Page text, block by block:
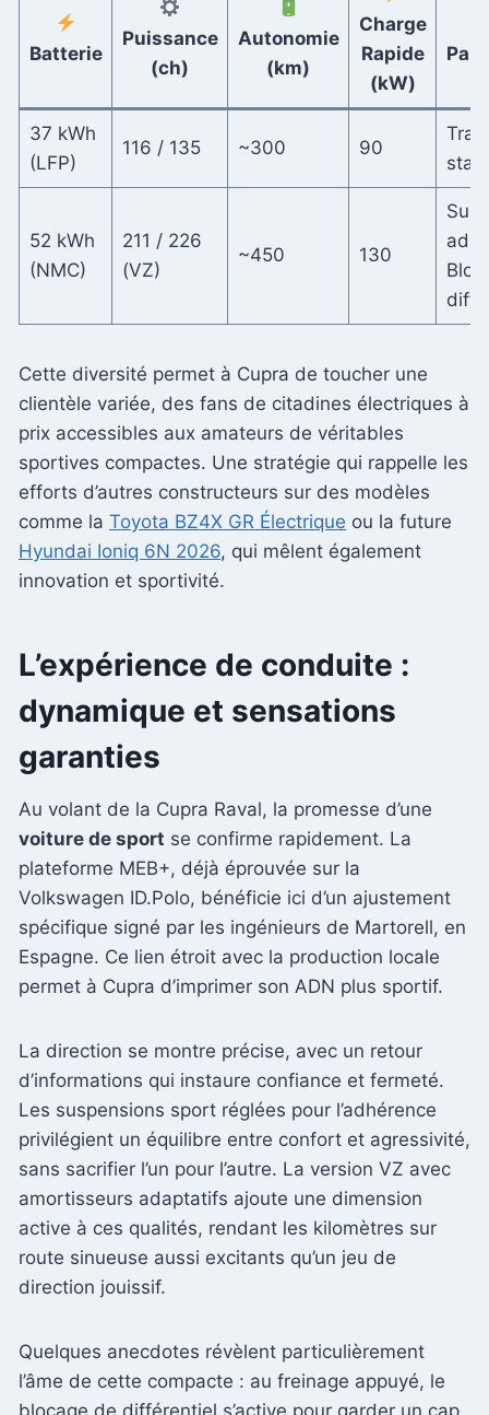
Batterie
Puissance
(ch)
Autonomie
(km)
Charge
Rapide
(kW)
37 kWh
(LFP)
116 / 135 ~300 90
52 kWh
(NMC)
211 / 226
(VZ)
~450 130
Cette diversité permet à Cupra de toucher une
clientèle variée, des fans de citadines électriques à
prix accessibles aux amateurs de véritables
sportives compactes. Une stratégie qui rappelle les
efforts d’autres constructeurs sur des modèles
comme la Toyota BZ4X GR Électrique ou la future
Hyundai Ioniq 6N 2026, qui mêlent également
innovation et sportivité.
L’expérience de conduite :
dynamique et sensations
garanties
Au volant de la Cupra Raval, la promesse d’une
voiture de sport se confirme rapidement. La
plateforme MEB+, déjà éprouvée sur la
Volkswagen ID.Polo, bénéficie ici d’un ajustement
spécifique signé par les ingénieurs de Martorell, en
Espagne. Ce lien étroit avec la production locale
permet à Cupra d’imprimer son ADN plus sportif.
La direction se montre précise, avec un retour
d’informations qui instaure confiance et fermeté.
Les suspensions sport réglées pour l’adhérence
privilégient un équilibre entre confort et agressivité,
sans sacrifier l’un pour l’autre. La version VZ avec
amortisseurs adaptatifs ajoute une dimension
active à ces qualités, rendant les kilomètres sur
route sinueuse aussi excitants qu’un jeu de
direction jouissif.
Quelques anecdotes révèlent particulièrement
l’âme de cette compacte : au freinage appuyé, le
blocage de différentiel s’active pour garder un cap